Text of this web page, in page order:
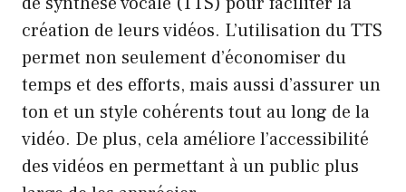
création de leurs vidéos. L’utilisation du TTS
permet non seulement d’économiser du
temps et des efforts, mais aussi d’assurer un
ton et un style cohérents tout au long de la
vidéo. De plus, cela améliore l’accessibilité
des vidéos en permettant à un public plus